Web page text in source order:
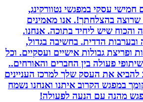
עסקי במפגשי נטוורקינג,
בהצלחתך!. אנו מאמינים
שיש ליחיד בתוכה. אנחנו.
הדדית. בחשיבה בגדול,
גבולות אישיים ועסקיים. וכל
פעולה בין החברים והאורחים..
את העסק שלך למרכז העניינים
במפגש הקרוב איתנו ואנחנו נשמח
מהנה עם הנעה לפעולה!